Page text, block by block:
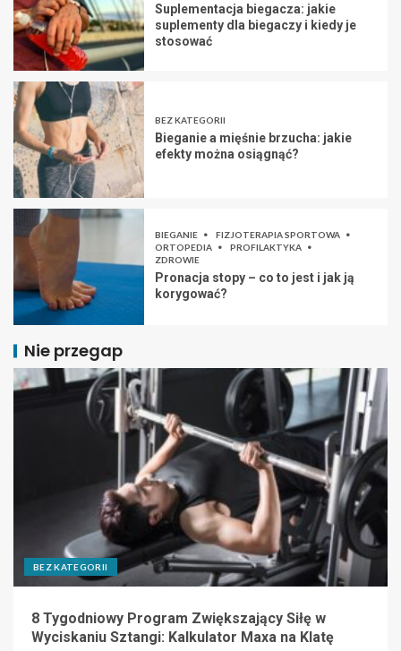
Suplementacja biegacza: jakie
suplementy dla biegaczy i kiedy je
stosować
BEZ KATEGORII
Bieganie a mięśnie brzucha: jakie
efekty można osiągnąć?
BIEGANIE
FIZJOTERAPIA SPORTOWA
ORTOPEDIA
PROFILAKTYKA
ZDROWIE
Pronacja stopy – co to jest i jak ją
korygować?
Nie przegap
BEZ KATEGORII
8 Tygodniowy Program Zwiększający Siłę w
Wyciskaniu Sztangi: Kalkulator Maxa na Klatę